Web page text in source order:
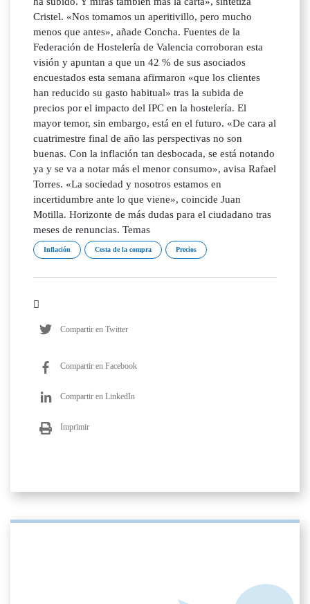
Inflación Cesta de la compra Precios
Compartir en Twitter
Compartir en Facebook
Compartir en LinkedIn
Imprimir